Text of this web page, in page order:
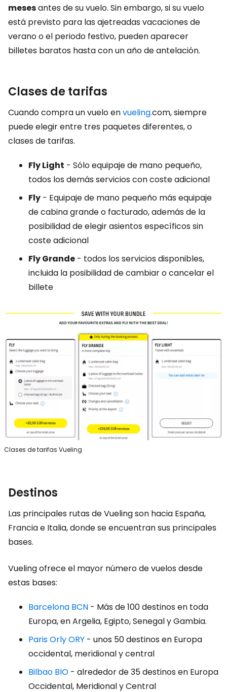
mesesantes de su vuelo. Sin embargo, si su vuelo
está previsto para las ajetreadas vacaciones de
verano o el periodo festivo, pueden aparecer
billetes baratos hasta con un año de antelación.
Clases de tarifas
Cuando compra un vuelo envueling.com, siempre
puede elegir entre tres paquetes diferentes, o
clases de tarifas.
Fly Light - Sólo equipaje de mano pequeño,
todos los demás servicios con coste adicional
Fly - Equipaje de mano pequeño más equipaje
de cabina grande o facturado, además de la
posibilidad de elegir asientos específicos sin
coste adicional
Fly Grande - todos los servicios disponibles,
incluida la posibilidad de cambiar o cancelar el
billete
Clases de tarifas Vueling
Destinos
Las principales rutas de Vueling son hacia España,
Francia e Italia, donde se encuentran sus principales
bases.
Vueling ofrece el mayor número de vuelos desde
estas bases:
Barcelona BCN - Más de 100 destinos en toda
Europa, en Argelia, Egipto, Senegal y Gambia.
Paris Orly ORY - unos 50 destinos en Europa
occidental, meridional y central
Bilbao BIO - alrededor de 35 destinos en Europa
Occidental, Meridional y Central